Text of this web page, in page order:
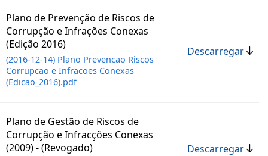
Plano de Prevenção de Riscos de
Corrupção e Infrações Conexas
(Edição 2016)
(2016-12-14) Plano Prevencao Riscos
Corrupcao e Infracoes Conexas
(Edicao_2016).pdf
Descarregar
Plano de Gestão de Riscos de
Corrupção e Infracções Conexas
(2009) - (Revogado)
Descarregar